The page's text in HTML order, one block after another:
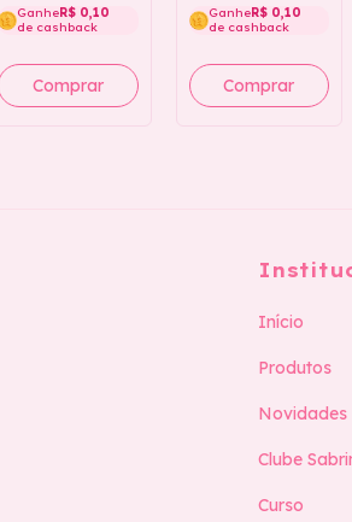
GanheR$ 0,10
de cashback
GanheR$ 0,10
de cashback
Início
Produtos
Novidades
Clube
Curso